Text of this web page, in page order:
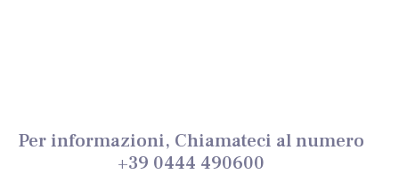
Per informazioni, Chiamateci al numero
+39 0444 490600